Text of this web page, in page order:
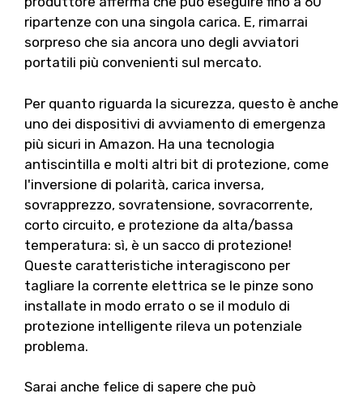
ripartenze con una singola carica. E, rimarrai
sorpreso che sia ancora uno degli avviatori
portatili più convenienti sul mercato.
Per quanto riguarda la sicurezza, questo è anche
uno dei dispositivi di avviamento di emergenza
più sicuri in Amazon. Ha una tecnologia
antiscintilla e molti altri bit di protezione, come
l'inversione di polarità, carica inversa,
sovrapprezzo, sovratensione, sovracorrente,
corto circuito, e protezione da alta/bassa
temperatura: sì, è un sacco di protezione!
Queste caratteristiche interagiscono per
tagliare la corrente elettrica se le pinze sono
installate in modo errato o se il modulo di
protezione intelligente rileva un potenziale
problema.
Sarai anche felice di sapere che può